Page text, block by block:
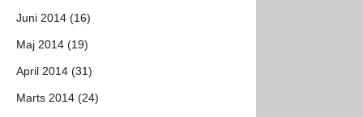
Juni 2014 (16)
Maj 2014 (19)
April 2014 (31)
Marts 2014 (24)